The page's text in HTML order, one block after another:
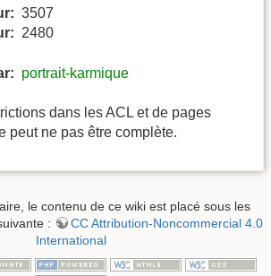
3507
2480
portrait-karmique
dans les ACL et de pages
peut ne pas être complète.
le contenu de ce wiki est placé sous les
:
CC Attribution-Noncommercial 4.0
International